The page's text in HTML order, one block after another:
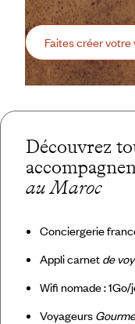
Faites créer votre
Découvrez
au Maroc
Conciergerie
Appli carnet de
Wifi nomade :
Voyageurs